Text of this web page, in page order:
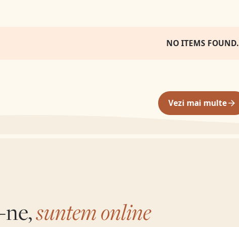
NO ITEMS FOUND.
Vezi mai multe
ne,suntem online